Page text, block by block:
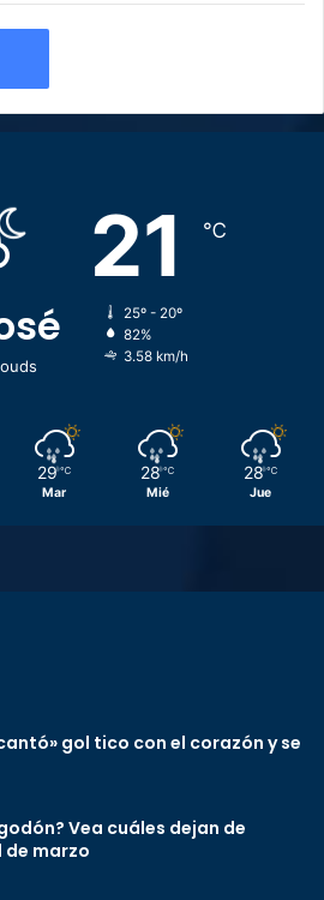
21 ℃
25º - 20º
82%
3.58 km/h
29 ℃
Mar
28 ℃
Mié
28 ℃
Jue
gol tico con el corazón y se
Vea cuáles dejan de
de marzo